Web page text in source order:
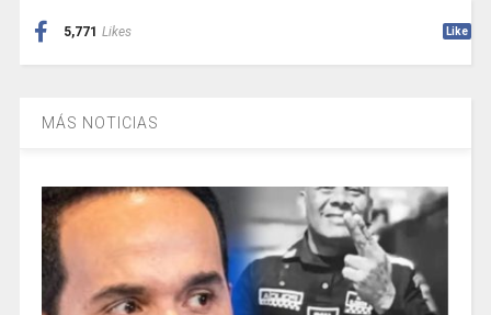
5,771 Likes Like
MÁS NOTICIAS